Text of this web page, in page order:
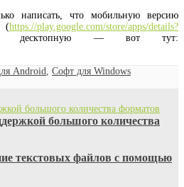
написать, что мобильную версию
(https://play.google.com/store/apps/details?
— вот тут:
Android Софт для Windows
большого количества
текстовых файлов с помощью